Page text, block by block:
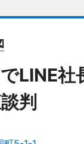
LINE社
判